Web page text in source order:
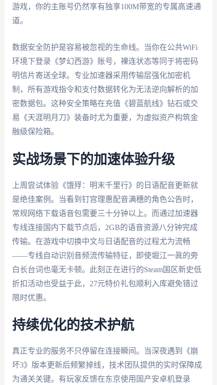
游戏，你的主账号仍然享有独享100M带宽的专属高速通
道。
数据安全防护是容易被忽视的生命线。当你在公共WiFi
环境下登录《梦幻西游》账号，裸连状态等同于将密码
明信片寄送全球。专业加速器采用传输层强化加密机
制，所有游戏指令和支付数据转化为无法逆向解析的加
密数据包。这种安全策略在充值《碧蓝航线》钻石或交
易《天涯明月刀》装备时尤为重要，为虚拟资产构筑金
融级保险箱。
实战场景下的加速体验升级
上周尝试体验《饿殍：明末千里行》的日语配音更新就
是绝佳案例。当看到钉宫理惠配音满穗的角色公告时，
常规网络下载语音包需要三十分钟以上。而通过加速器
专线连接国内下载节点后，2GB的语音资源八分钟完成
传输。在游戏中切换中文与日语配音的过程尤为流畅
——专线自动识别音频流传输特征，即使堀江一眞的旁
白长台词也毫无卡顿。此刻正在进行的Steam国区新史低
折扣活动也受益于此，27元特价礼包顺利入库避免错过
限时优惠。
持续优化的技术护航
真正专业的服务不只停留在连接瞬间。当深夜遇到《崩
坏3》版本更新后频繁掉线，技术团队提供的实时保障成
为通关关键。有玩家反馈在东京使用国产安卓机登录